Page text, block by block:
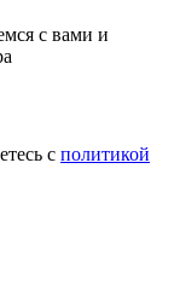
с вами и
с политикой